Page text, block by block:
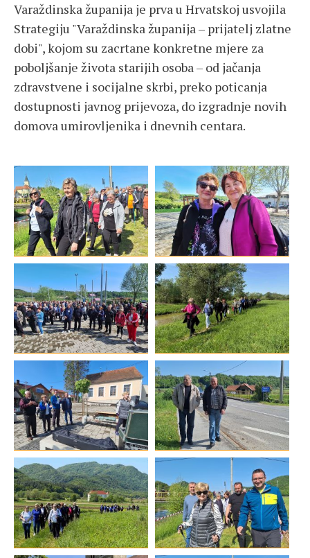
Varaždinska županija je prva u Hrvatskoj usvojila
Strategiju "Varaždinska županija – prijatelj zlatne
dobi", kojom su zacrtane konkretne mjere za
poboljšanje života starijih osoba – od jačanja
zdravstvene i socijalne skrbi, preko poticanja
dostupnosti javnog prijevoza, do izgradnje novih
domova umirovljenika i dnevnih centara.